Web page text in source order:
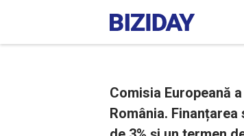
Comisia Europeană
România.